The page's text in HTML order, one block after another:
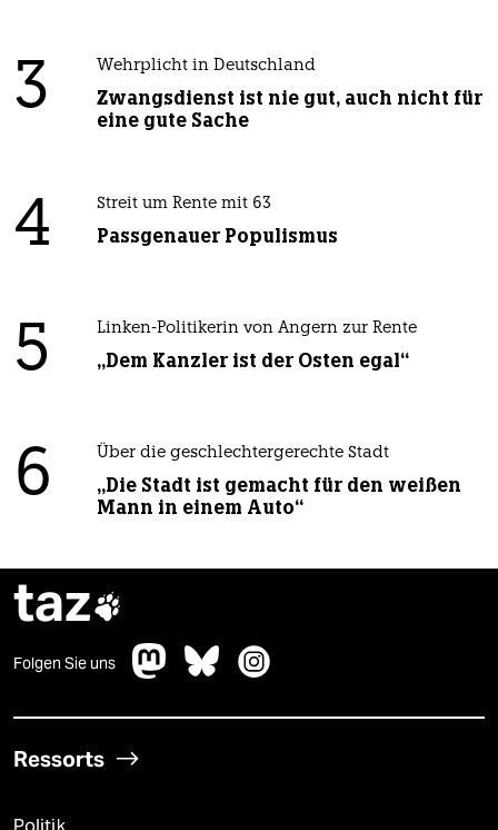
3 Wehrplicht in Deutschland
Zwangsdienst ist nie gut, auch nicht für
eine gute Sache
4 Streit um Rente mit 63
Passgenauer Populismus
5 Linken-Politikerin von Angern zur Rente
„Dem Kanzler ist der Osten egal“
6 Über die geschlechtergerechte Stadt
„Die Stadt ist gemacht für den weißen
Mann in einem Auto“
taz
Folgen Sie uns
Ressorts